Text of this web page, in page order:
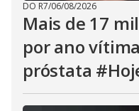
DO R7/06/08/2026
Mais de 17
por ano
próstata